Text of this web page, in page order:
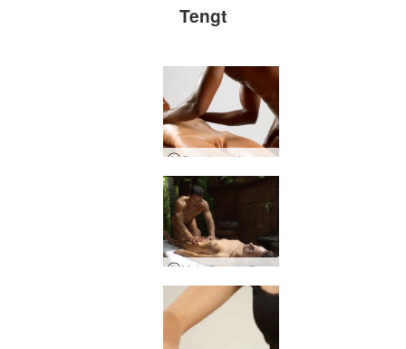
Tengt
Gagnkvæmt erogenous nudd
Male Female Exotic Nudd